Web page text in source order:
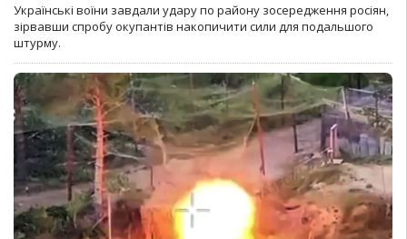
Українські воїни завдали удару по району зосередження росіян,
зірвавши спробу окупантів накопичити сили для подальшого
штурму.